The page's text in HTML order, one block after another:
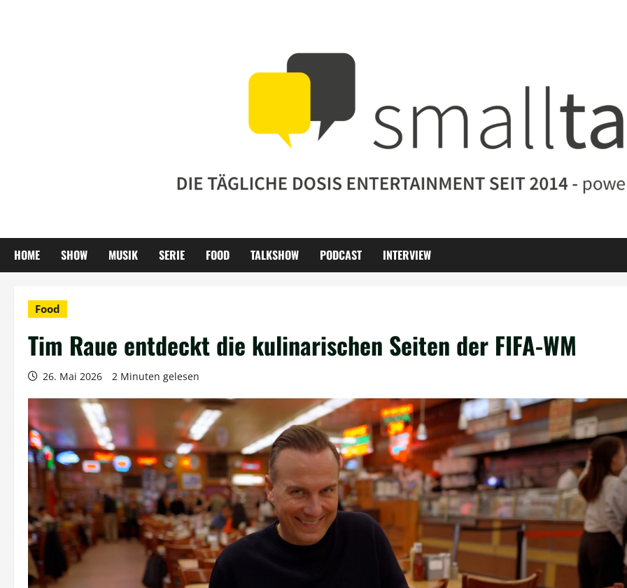
HOME SHOW MUSIK SERIE FOOD TALKSHOW PODCAST INTERVIEW
Food
Tim Raue entdeckt die kulinarischen Seiten der FIFA-WM
26. Mai 2026 2 Minuten gelesen